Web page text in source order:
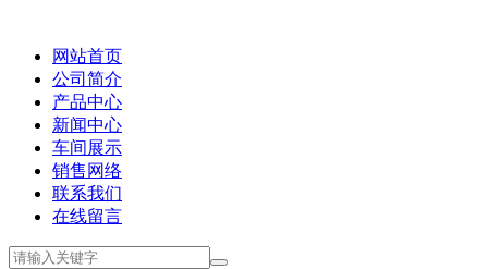
网站首页
公司简介
产品中心
新闻中心
车间展示
销售网络
联系我们
在线留言